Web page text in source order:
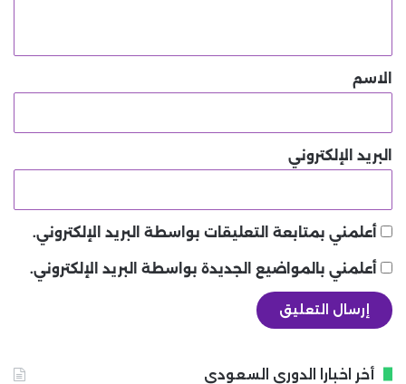
*الاسم
البريد الإلكتروني
أعلمني بمتابعة التعليقات بواسطة البريد الإلكتروني.
أعلمني بالمواضيع الجديدة بواسطة البريد الإلكتروني.
أخر اخبارا الدوري السعودي